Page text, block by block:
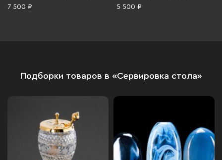
золочение, Чехословакия,
7 500 ₽
Яковлева, автор росписи Н.П.
5 500 ₽
Подборки товаров в «Сервировка стола»